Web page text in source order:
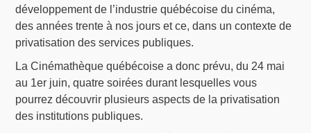
développement de l’industrie québécoise du cinéma,
des années trente à nos jours et ce, dans un contexte de
privatisation des services publiques.
La Cinémathèque québécoise a donc prévu, du 24 mai
au 1er juin, quatre soirées durant lesquelles vous
pourrez découvrir plusieurs aspects de la privatisation
des institutions publiques.